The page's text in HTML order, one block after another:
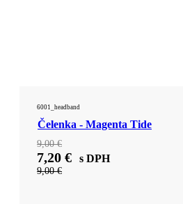
6001_headband
Čelenka - Magenta Tide
9,00€
7,20 € s DPH
9,00€